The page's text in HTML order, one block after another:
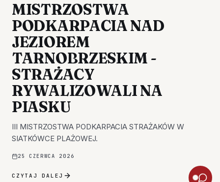
MISTRZOSTWA
PODKARPACIA NAD
JEZIOREM
TARNOBRZESKIM -
STRAŻACY
RYWALIZOWALI NA
PIASKU
III MISTRZOSTWA PODKARPACIA STRAŻAKÓW W
SIATKÓWCE PLAŻOWEJ.
25 CZERWCA 2026
CZYTAJ DALEJ